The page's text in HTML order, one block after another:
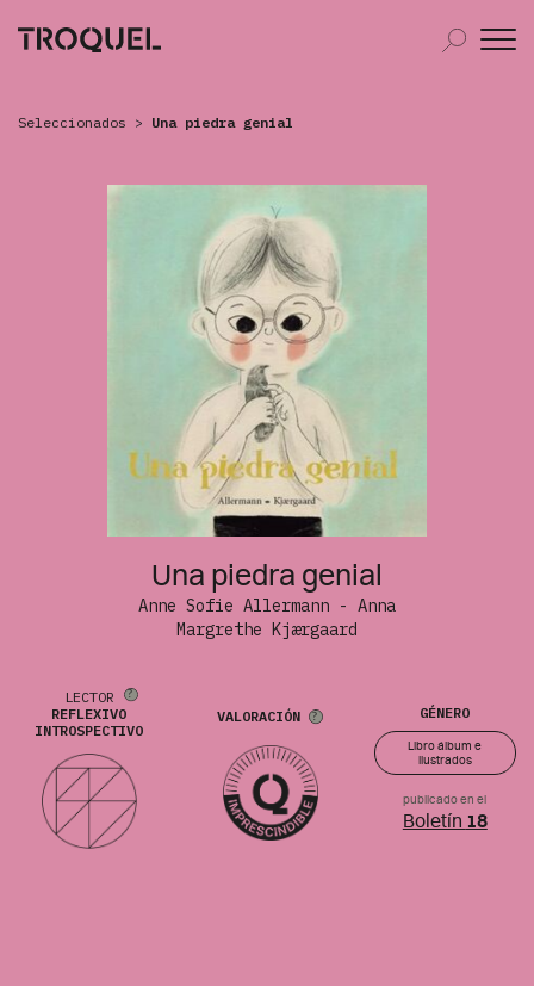
Seleccionados > Una piedra genial
Una piedra genial
Anne Sofie Allermann - Anna
Margrethe Kjærgaard
LECTOR
REFLEXIVO
INTROSPECTIVO
VALORACIÓN GÉNERO
Libro álbum e
ilustrados
publicado en el
Boletín 18